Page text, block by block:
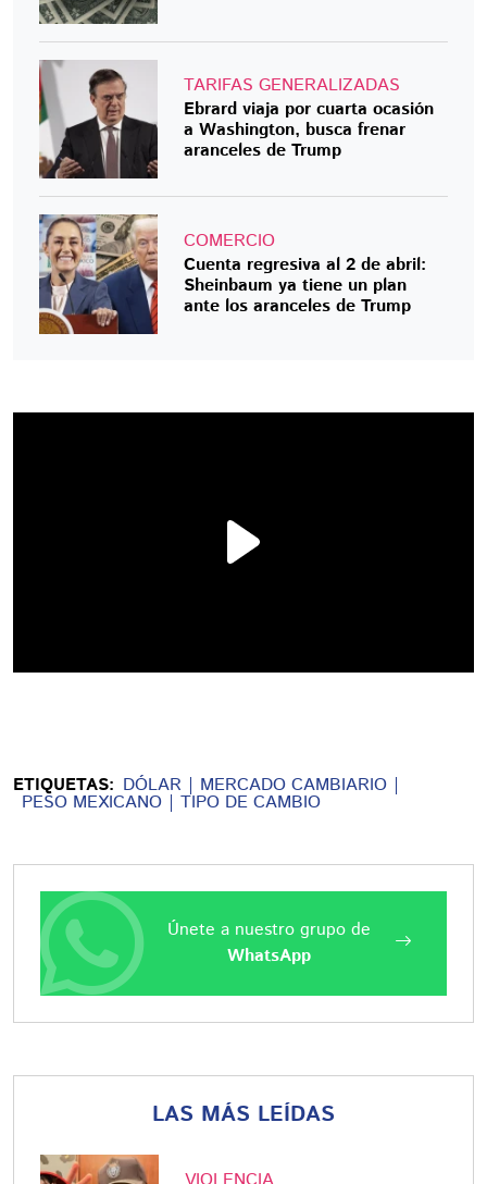
TARIFAS GENERALIZADAS
Ebrard viaja por cuarta ocasión
a Washington, busca frenar
aranceles de Trump
COMERCIO
Cuenta regresiva al 2 de abril:
Sheinbaum ya tiene un plan
ante los aranceles de Trump
ETIQUETAS: DÓLAR MERCADO CAMBIARIO
PESO MEXICANO TIPO DE CAMBIO
Únete a nuestro grupo de
WhatsApp
LAS MÁS LEÍDAS